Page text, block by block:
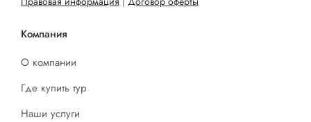
Компания
О компании
Где купить тур
Наши услуги